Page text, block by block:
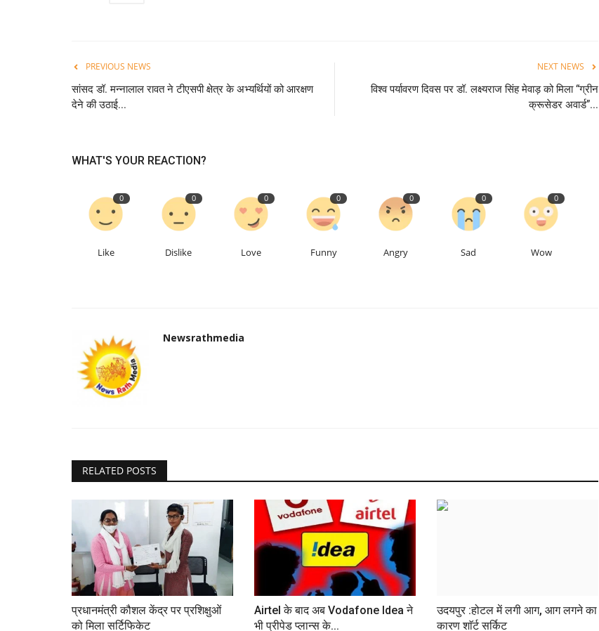
PREVIOUS NEWS
सांसद डॉ. मन्नालाल रावत ने टीएसपी क्षेत्र के अभ्यर्थियों को आरक्षण
देने की उठाई...
NEXT NEWS
विश्व पर्यावरण दिवस पर डॉ. लक्ष्यराज सिंह मेवाड़ को मिला “ग्रीन
क्रूसेडर अवार्ड”...
WHAT'S YOUR REACTION?
0
Like
0
Dislike
0
Love
0
Funny
0
Angry
0
Sad
0
Wow
Newsrathmedia
RELATED POSTS
प्रधानमंत्री कौशल केंद्र पर प्रशिक्षुओं
को मिला सर्टिफिकेट
Airtel के बाद अब Vodafone Idea ने
भी प्रीपेड प्लान्स के...
उदयपुर :होटल में लगी आग, आग लगने का
कारण शाॅर्ट सर्किट